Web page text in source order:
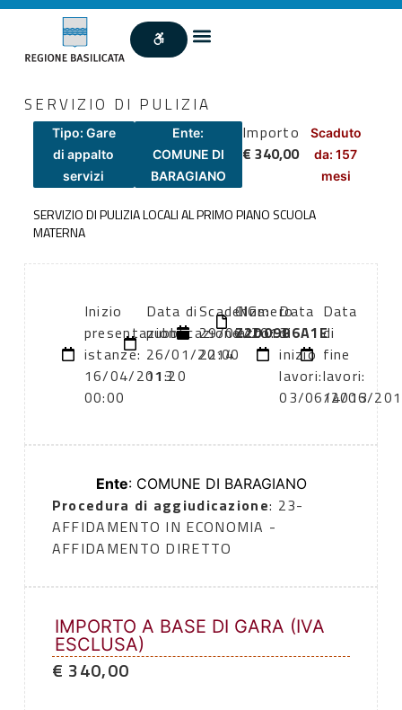
SERVIZIO DI PULIZIA
Tipo: Gare
di appalto
servizi
Ente:
COMUNE DI
BARAGIANO
Importo
€ 340,00
Scaduto
da: 157
mesi
SERVIZIO DI PULIZIA LOCALI AL PRIMO PIANO SCUOLA
MATERNA
Inizio
presentazione
istanze:
16/04/2013
00:00
Data di
pubblicazione:
26/01/2014
11:20
Scadenza:
29/06/2013
22:00
Numero
atto:
CIG:
Z2D0986A1E
Data
di
inizio
lavori:
03/06/2013
Data
di
fine
lavori:
14/06/
Ente: COMUNE DI BARAGIANO
Procedura di aggiudicazione: 23-
AFFIDAMENTO IN ECONOMIA -
AFFIDAMENTO DIRETTO
IMPORTO A BASE DI GARA (IVA
ESCLUSA)
€ 340,00